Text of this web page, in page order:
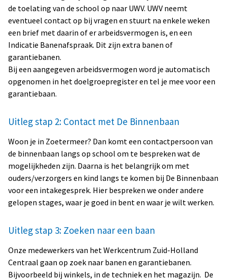
de toelating van de school op naar UWV. UWV neemt
eventueel contact op bij vragen en stuurt na enkele weken
een brief met daarin of er arbeidsvermogen is, en een
Indicatie Banenafspraak. Dit zijn extra banen of
garantiebanen.
Bij een aangegeven arbeidsvermogen word je automatisch
opgenomen in het doelgroepregister en tel je mee voor een
garantiebaan.
Uitleg stap 2: Contact met De Binnenbaan
Woon je in Zoetermeer? Dan komt een contactpersoon van
de binnenbaan langs op school om te bespreken wat de
mogelijkheden zijn. Daarna is het belangrijk om met
ouders/verzorgers en kind langs te komen bij De Binnenbaan
voor een intakegesprek. Hier bespreken we onder andere
gelopen stages, waar je goed in bent en waar je wilt werken.
Uitleg stap 3: Zoeken naar een baan
Onze medewerkers van het Werkcentrum Zuid-Holland
Centraal gaan op zoek naar banen en garantiebanen.
Bijvoorbeeld bij winkels, in de techniek en het magazijn. De